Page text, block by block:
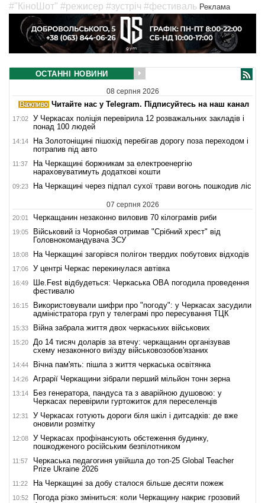
#"КіноШот" #режисер #зустріч #фестиваль Реклама
ОСТАННІ НОВИНИ
08 серпня 2026
Читайте нас у Telegram. Підписуйтесь на наш канал
17:02
У Черкасах поліція перевірила 12 розважальних закладів і
понад 100 людей
14:14
На Золотоніщині пішохід перебігав дорогу поза переходом і
потрапив під авто
11:37
На Черкащині боржникам за електроенергію
нараховуватимуть додаткові кошти
09:23 На Черкащині через підпал сухої трави вогонь пошкодив ліс
07 серпня 2026
20:01 Черкащанин незаконно виловив 70 кілограмів риби
19:05
Військовий із Чорнобая отримав "Срібний хрест" від
Головнокомандувача ЗСУ
18:08 На Черкащині загорівся полігон твердих побутових відходів
17:06 У центрі Черкас перекинулася автівка
16:49
Ше.Fest відбудеться: Черкаська ОВА погодила проведення
фестивалю
16:15
Використовували шифри про "погоду": у Черкасах засудили
адміністратора груп у телеграмі про пересування ТЦК
15:33 Війна забрала життя двох черкаських військових
15:20
До 14 тисяч доларів за втечу: черкащанин організував
схему незаконного виїзду військовозобов'язаних
14:44 Вічна пам'ять: пішла з життя черкаська освітянка
14:26 Аграрії Черкащини зібрали перший мільйон тонн зерна
13:14
Без генератора, пандуса та з аварійною душовою: у
Черкасах перевірили гуртожиток для переселенців
12:31
У Черкасах готують дороги біля шкіл і дитсадків: де вже
оновили розмітку
12:08
У Черкасах профінансують обстеження будинку,
пошкодженого російським безпілотником
11:57
Черкаська педагогиня увійшла до топ-25 Global Teacher
Prize Ukraine 2026
11:22 На Черкащині за добу сталося більше десяти пожеж
10:52
Погода різко зміниться: коли Черкащину накриє грозовий